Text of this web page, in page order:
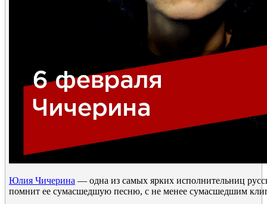
Юлия Чичерина — одна из самых ярких исполнительниц
помнит ее сумасшедшую песню, с не менее сумасшедшим